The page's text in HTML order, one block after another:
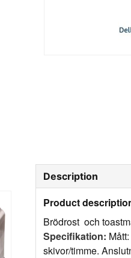
Description
Product
Brödrost och
Specifikation:
skivor/timme.